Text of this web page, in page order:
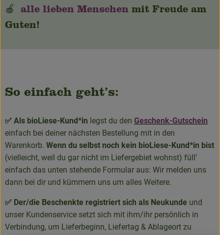
🍎 alle lieben Menschen mit Freude am
Guten!
So einfach geht’s:
✅ Als bioLiese-Kund*in legst du den Geschenk-Gutschein
einfach bei deiner nächsten Bestellung mit in den
Warenkorb. Wenn du selbst noch kein bioLiese-Kund*in bist
(vielleicht, weil du gar nicht im Liefergebiet wohnst) füll’
einfach das unten stehende Formular aus: Wir melden uns
dann bei dir und kümmern uns um alles Weitere.
✅ Der/die Beschenkte registriert sich als Neukunde und
unser Kundenservice setzt sich mit ihm/ihr persönlich in
Verbindung, um Lieferbeginn, Liefertag & Ablageort zu